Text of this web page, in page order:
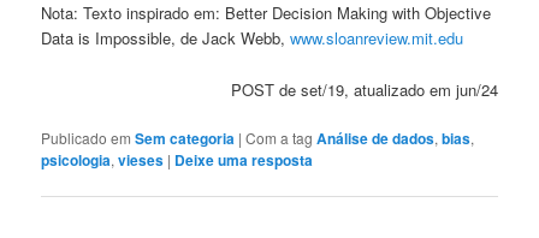
Nota: Texto inspirado em: Better Decision Making with Objective
Data is Impossible, de Jack Webb,www.sloanreview.mit.edu
POST de set/19, atualizado em jun/24
Publicado em Sem categoria |Com a tagAnálise de dados,bias,
psicologia,vieses | Deixe uma resposta